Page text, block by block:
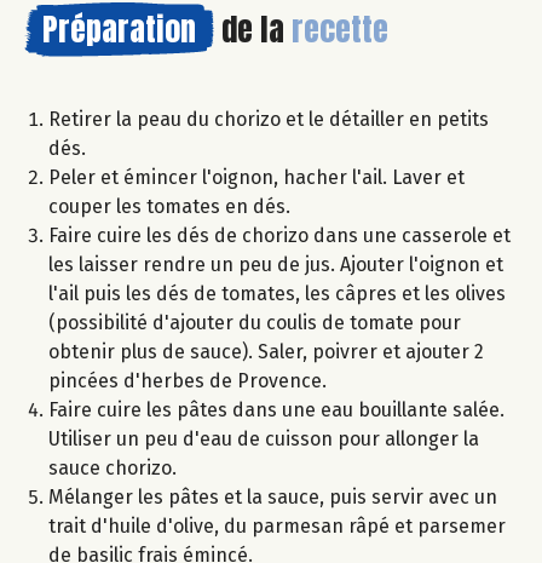
Préparation de la recette
Retirer la peau du chorizo et le détailler en petits
dés.
Peler et émincer l'oignon, hacher l'ail. Laver et
couper les tomates en dés.
Faire cuire les dés de chorizo dans une casserole et
les laisser rendre un peu de jus. Ajouter l'oignon et
l'ail puis les dés de tomates, les câpres et les olives
(possibilité d'ajouter du coulis de tomate pour
obtenir plus de sauce). Saler, poivrer et ajouter 2
pincées d'herbes de Provence.
Faire cuire les pâtes dans une eau bouillante salée.
Utiliser un peu d'eau de cuisson pour allonger la
sauce chorizo.
Mélanger les pâtes et la sauce, puis servir avec un
trait d'huile d'olive, du parmesan râpé et parsemer
de basilic frais émincé.